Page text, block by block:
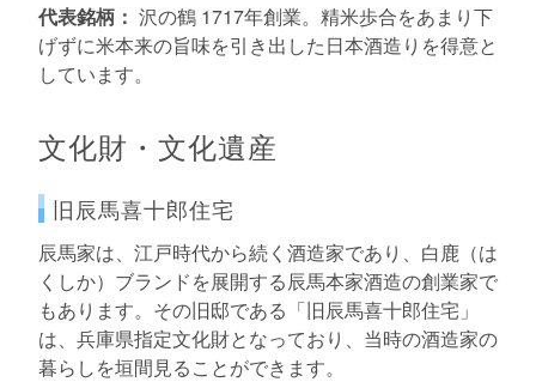
代表銘柄： 沢の鶴 1717年創業。精米歩合をあまり下
げずに米本来の旨味を引き出した日本酒造りを得意と
しています。
文化財・文化遺産
旧辰馬喜十郎住宅
辰馬家は、江戸時代から続く酒造家であり、白鹿（は
くしか）ブランドを展開する辰馬本家酒造の創業家で
もあります。その旧邸である「旧辰馬喜十郎住宅」
は、兵庫県指定文化財となっており、当時の酒造家の
暮らしを垣間見ることができます。